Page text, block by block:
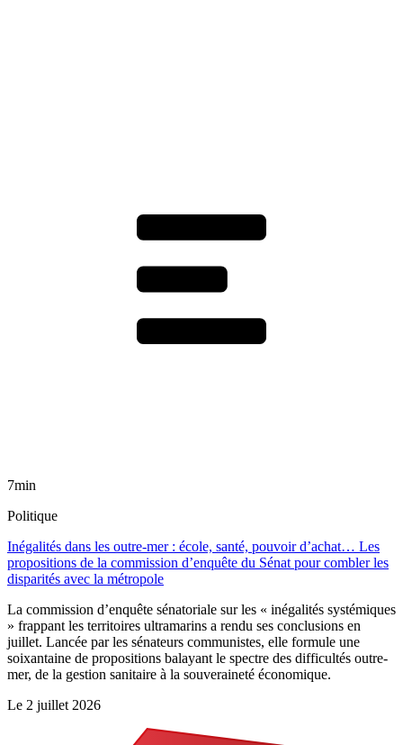
7min
Politique
Inégalités dans les outre-mer : école, santé, pouvoir d’achat… Les
propositions de la commission d’enquête du Sénat pour combler les
disparités avec la métropole
La commission d’enquête sénatoriale sur les « inégalités systémiques
» frappant les territoires ultramarins a rendu ses conclusions en
juillet. Lancée par les sénateurs communistes, elle formule une
soixantaine de propositions balayant le spectre des difficultés outre-
mer, de la gestion sanitaire à la souveraineté économique.
Le 2 juillet 2026